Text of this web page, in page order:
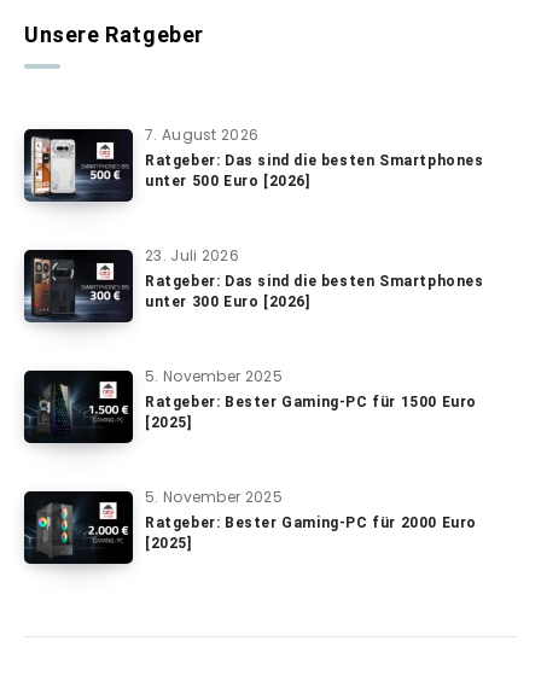
Unsere Ratgeber
7. August 2026
Ratgeber: Das sind die besten Smartphones
unter 500 Euro [2026]
23. Juli 2026
Ratgeber: Das sind die besten Smartphones
unter 300 Euro [2026]
5. November 2025
Ratgeber: Bester Gaming-PC für 1500 Euro
[2025]
5. November 2025
Ratgeber: Bester Gaming-PC für 2000 Euro
[2025]